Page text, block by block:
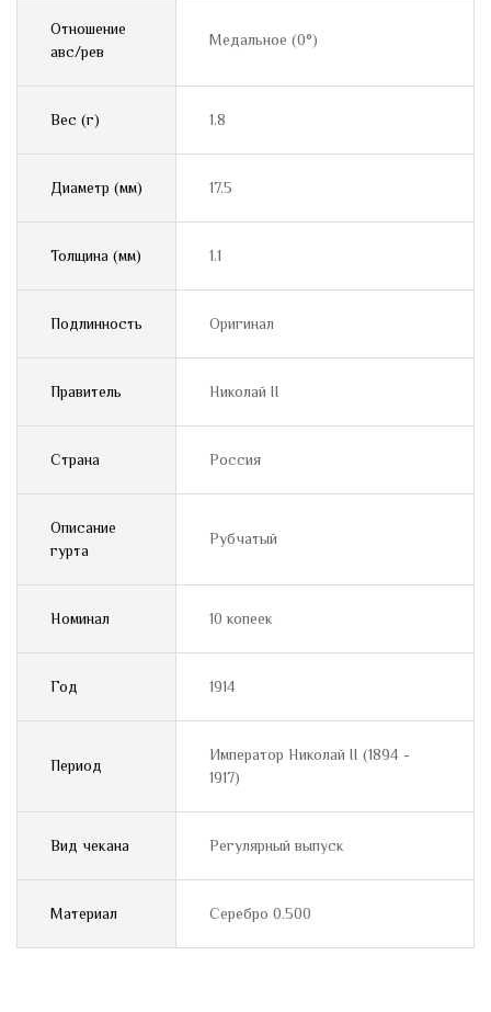
Отношение
авс/рев
Медальное (0°)
Вес (г) 1.8
Диаметр (мм) 17.5
Толщина (мм) 1.1
Подлинность Оригинал
Правитель Николай II
Страна Россия
Описание
гурта
Рубчатый
Номинал 10 копеек
Год 1914
Период
Император Николай II (1894 -
1917)
Вид чекана Регулярный выпуск
Материал Серебро 0.500